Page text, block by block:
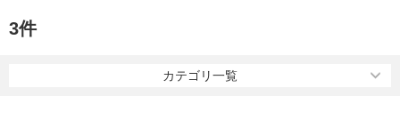
3件
カテゴリ一覧